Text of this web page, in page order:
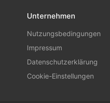
Unternehmen
Nutzungsbedingungen
Impressum
Datenschutzerklärung
Cookie-Einstellungen